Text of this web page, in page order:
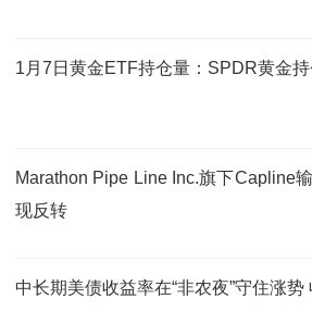
1月7日黄金ETF持仓量：SPDR黄金
Marathon Pipe Line Inc.旗下Capline
现反转
中长期美债收益率在“非农夜”守住涨势